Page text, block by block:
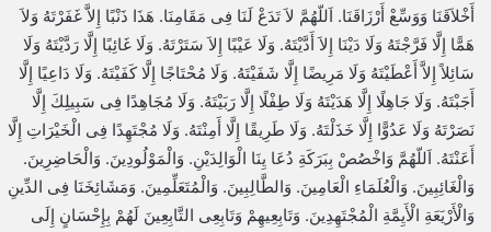
أَخْلاَقَنَا وَوَسِّعْ أَرْزَاقَنَا. اَللّهُمَّ لاَ تَدَعْ لَنَا فِى مَقَامِنَا. هَذَا ذَنْبًا إِلاَّ غَفَرْتَهُ وَلاَ
هَمًّا إِلَّا فَرَّجْتَهُ وَلَا دَيْنَا إِلاَ أَدَّيْتَهُ. وَلَا عَيْبًا إِلاَ سَتَرْتَهُ. وَلَا غَائِبًا إِلَّا رَدَّيْتَهُ وَلَا
سَائِلاً إِلاَّ أَعْطَيْتَهُ وَلَا مَرِيضًا إِلَّا شَفَيْتَهُ. وَلَا مُحْتَاجًا إِلَّا كَفَيْتَهُ. وَلَا دَاعِيًا إِلَّا
أَجَبْتَهُ. وَلَا جَاهِلًا إِلَّا هَدَيْتَهُ وَلَا طِفْلًا إِلَّا رَبَيْتَهُ. وَلَا مُجَاهِدًا فِى سَبِيلِكَ إِلَّا
نَصَرْتَهُ وَلَا عَدُوًّا إِلَّا خَذَلْتَهُ. وَلَا طَرِيقًا إِلَّا أَمِنْتَهُ. وَلَا مُجْتَهِدًا فِى الْخَيْرَاتِ إِلَّا
أَعَنْتَهُ. اَللّهُمَّ وَاخْصُصْ بِبَرَكَةِ دُعَا يِنَا الْوَالِدَيْنِ. وَالْمَوْلُودِينَ. وَالْحَاضِرِينَ.
وَالْغَائِبِينَ. وَالْعُلَمَاءِ الْعَامِينَ. وَالطَّالِبِينَ. وَالْمُتَعَلِّمِينَ. وَمَشَائِخَنَا فِى الدِّينِ
وَالْأَرْيَعَةِ الْأَيِمَّةِ الْمُجْتَهِدِينَ. وَتَابِعِيهِمْ وَتَابِعِى التَّابِعِينَ لَهُمْ بِإِحْسَانٍ إِلَى